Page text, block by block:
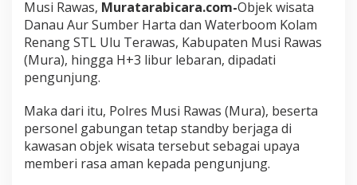
S
i
g
a
O
b
j
e
k
Musi Rawas, Muratarabicara.com-Objek wisata
Danau Aur Sumber Harta dan Waterboom Kolam
Renang STL Ulu Terawas, Kabupaten Musi Rawas
(Mura), hingga H+3 libur lebaran, dipadati
pengunjung.
Maka dari itu, Polres Musi Rawas (Mura), beserta
personel gabungan tetap standby berjaga di
kawasan objek wisata tersebut sebagai upaya
memberi rasa aman kepada pengunjung.